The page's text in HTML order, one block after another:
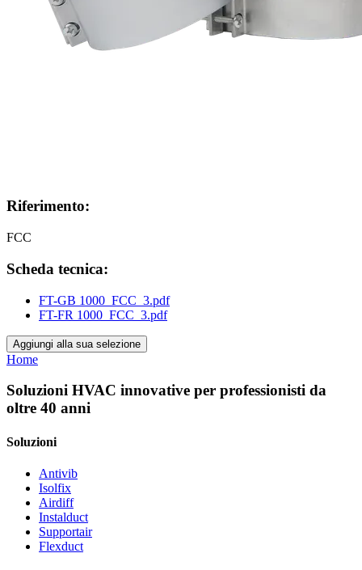
Riferimento:
FCC
Scheda tecnica:
FT-GB 1000_FCC_3.pdf
FT-FR 1000_FCC_3.pdf
Aggiungi alla sua selezione
Home
Soluzioni HVAC innovative per professionisti da
oltre 40 anni
Soluzioni
Antivib
Isolfix
Airdiff
Instalduct
Supportair
Flexduct